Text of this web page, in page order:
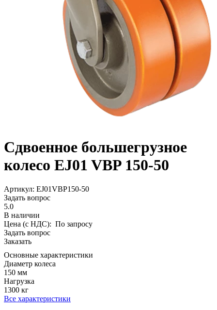
Сдвоенное большегрузное
колесо EJ01 VBP 150-50
Aртикул: EJ01VBP150-50
Задать вопрос
5.0
В наличии
Цена (с НДС): По запросу
Задать вопрос
Заказать
Основные характеристики
Диаметр колеса
150 мм
Нагрузка
1300 кг
Все характеристики